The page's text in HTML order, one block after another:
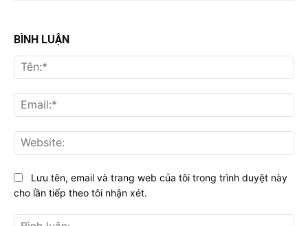
BÌNH LUẬN
Lưu tên, email và trang web của tôi trong trình duyệt này
cho lần tiếp theo tôi nhận xét.